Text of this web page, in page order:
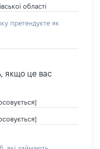
області
претендуєте як
якщо це вас